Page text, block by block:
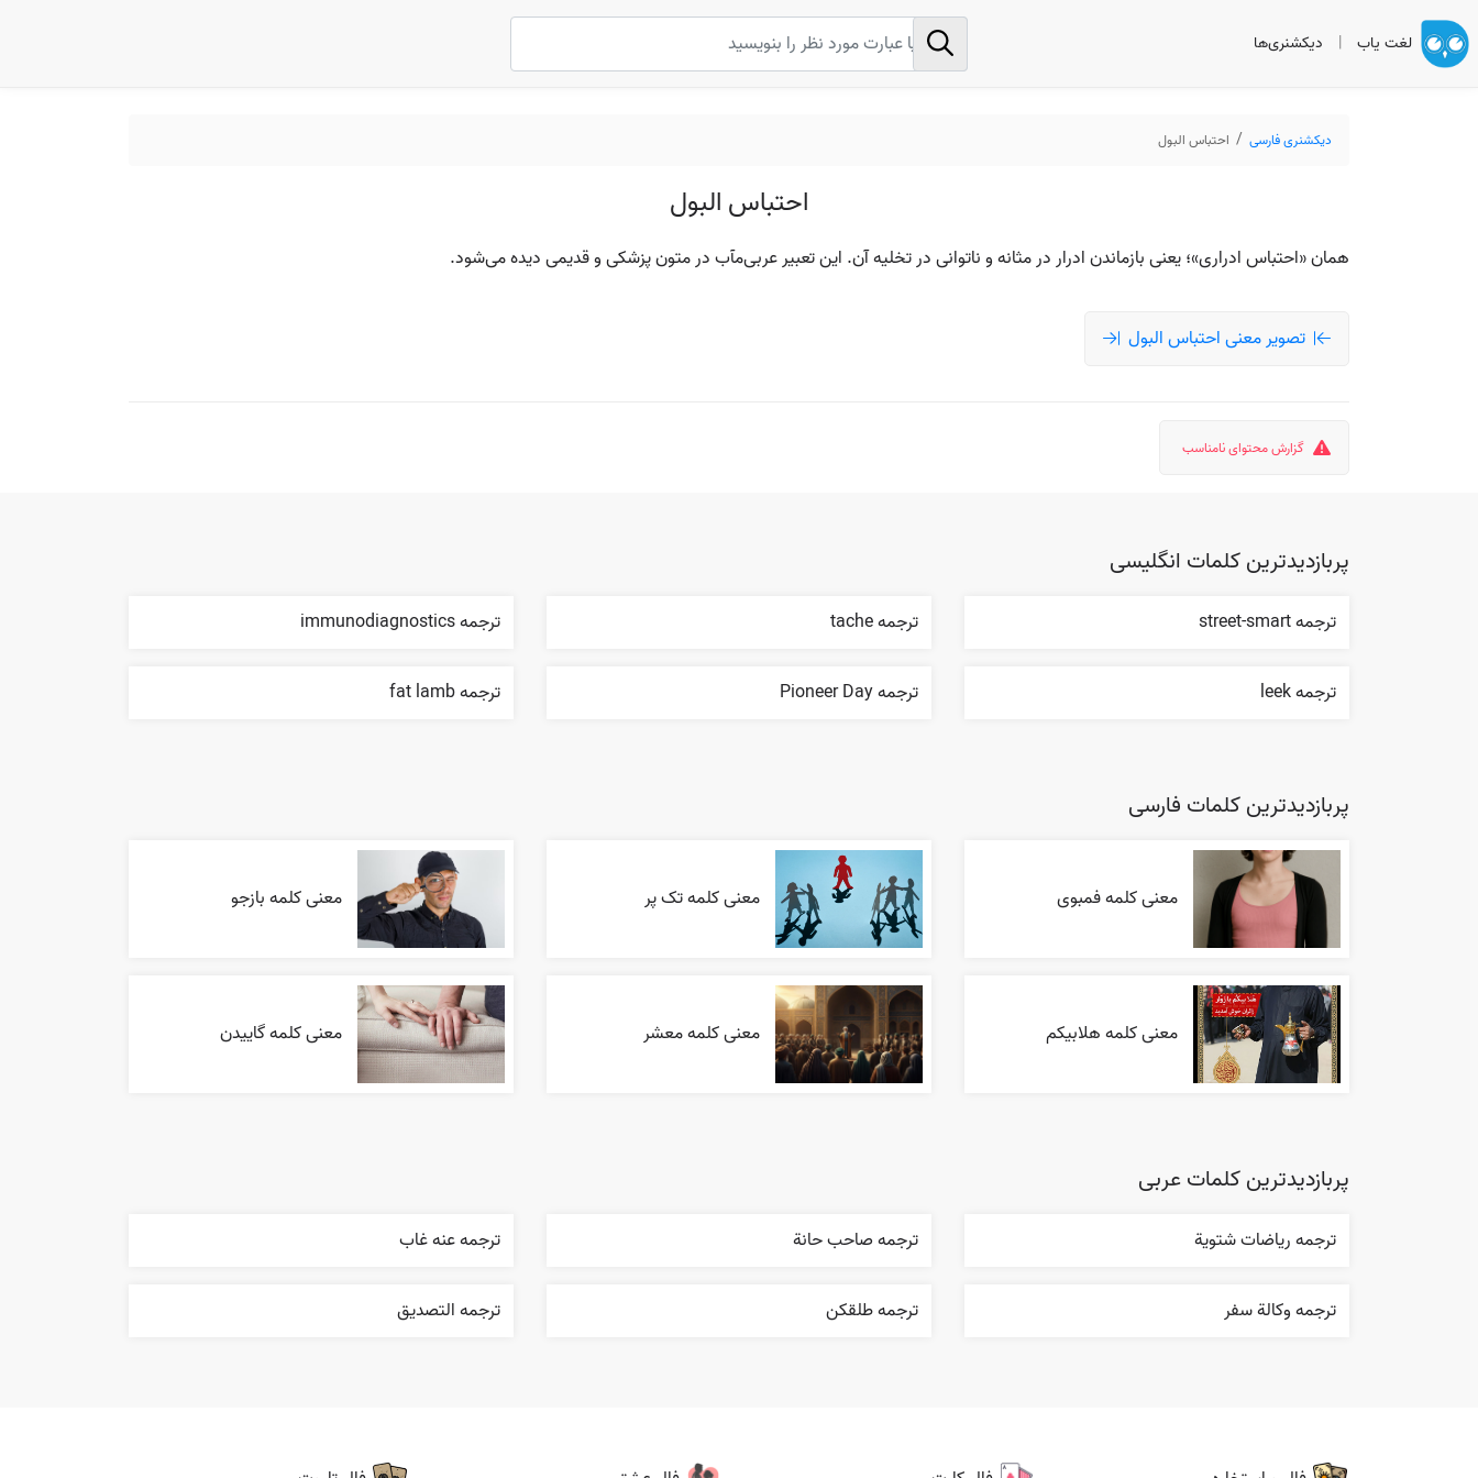
لغت یاب | دیکشنری‌ها
دیکشنری فارسی احتباس البول
احتباس البول
همان «احتباس ادراری»؛ یعنی بازماندن ادرار در مثانه و ناتوانی در تخلیه آن. این تعبیر عربی‌مآب در متون پزشکی و قدیمی دیده می‌شود.
تصویر معنی احتباس البول
گزارش محتوای نامناسب
پربازدیدترین کلمات انگلیسی
ترجمه street-smart ترجمه tache ترجمه immunodiagnostics
ترجمه leek ترجمه Pioneer Day ترجمه fat lamb
پربازدیدترین کلمات فارسی
معنی کلمه فمبوی معنی کلمه تک پر معنی کلمه بازجو
معنی کلمه هلابیکم معنی کلمه معشر معنی کلمه گاییدن
پربازدیدترین کلمات عربی
ترجمه رياضات شتوية ترجمه صاحب حانة ترجمه عنه غاب
ترجمه وکالة سفر ترجمه طلقکن ترجمه التصديق